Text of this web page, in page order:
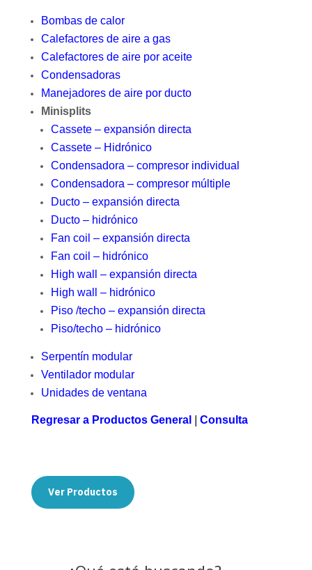
Bombas de calor
Calefactores de aire a gas
Calefactores de aire por aceite
Condensadoras
Manejadores de aire por ducto
Minisplits
Cassete – expansión directa
Cassete – Hidrónico
Condensadora – compresor individual
Condensadora – compresor múltiple
Ducto – expansión directa
Ducto – hidrónico
Fan coil – expansión directa
Fan coil – hidrónico
High wall – expansión directa
High wall – hidrónico
Piso /techo – expansión directa
Piso/techo – hidrónico
Serpentín modular
Ventilador modular
Unidades de ventana
Regresar a Productos General Consulta
Ver Productos